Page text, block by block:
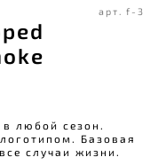
арт. f-3
любой сезон.
Базовая
случаи жизни.